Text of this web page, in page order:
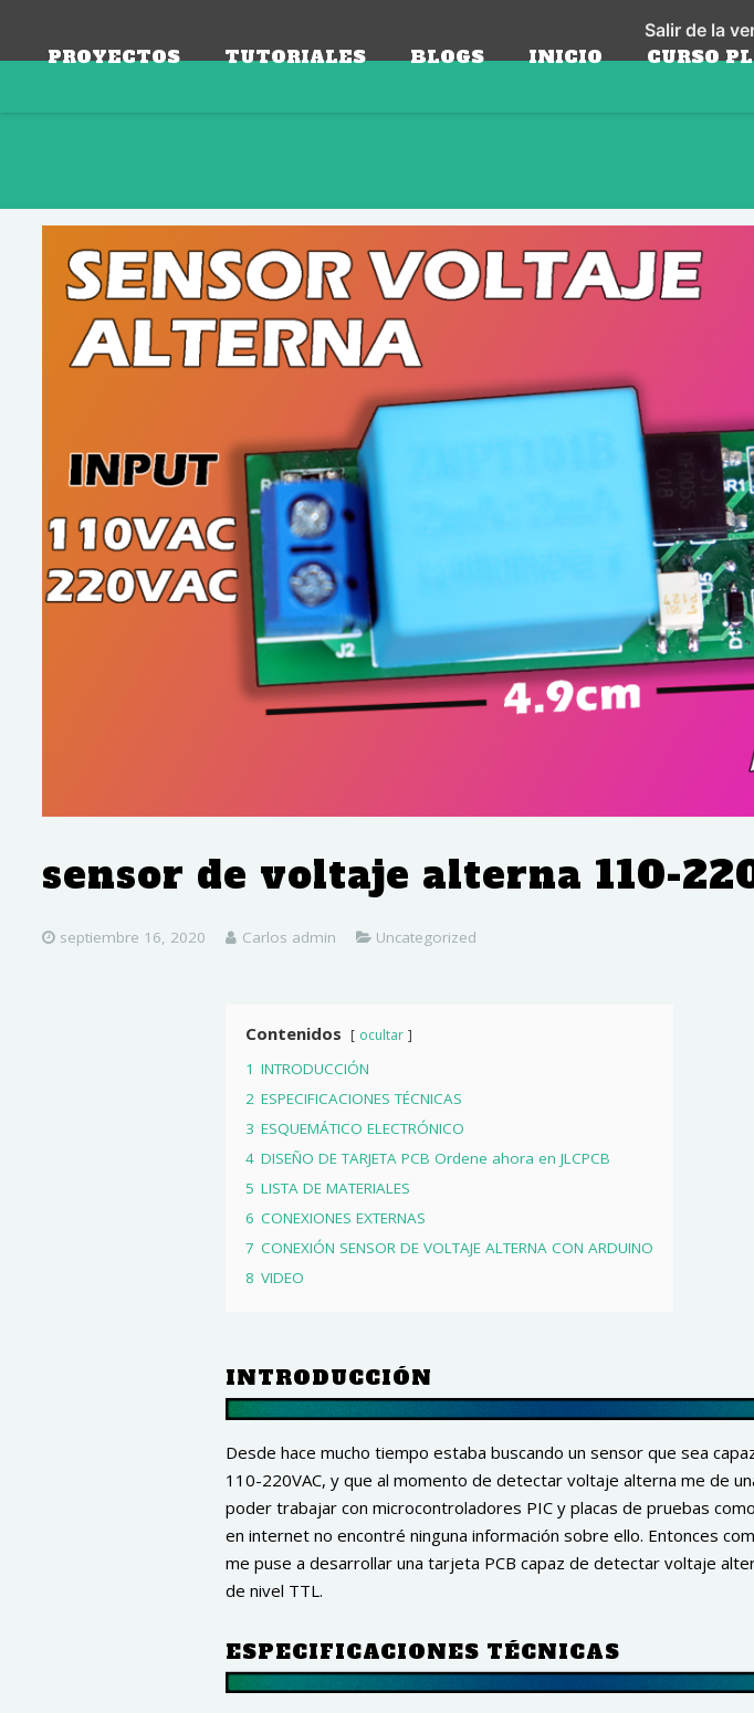
PROYECTOS TUTORIALES BLOGS INICIO CURSO
sensor de voltaje alterna 110-
septiembre 16, 2020 Carlos admin Uncategorized
Contenidos ocultar
1 INTRODUCCIÓN
2 ESPECIFICACIONES TÉCNICAS
3 ESQUEMÁTICO ELECTRÓNICO
4 DISEÑO DE TARJETA PCB Ordene ahora en JLCPCB
5 LISTA DE MATERIALES
6 CONEXIONES EXTERNAS
7 CONEXIÓN SENSOR DE VOLTAJE ALTERNA CON ARDUINO
8 VIDEO
INTRODUCCIÓN
Desde hace mucho tiempo estaba buscando un sensor que sea
110-220VAC, y que al momento de detectar voltaje alterna me de
poder trabajar con microcontroladores PIC y placas de pruebas
en internet no encontré ninguna información sobre ello. Entonces
me puse a desarrollar una tarjeta PCB capaz de detectar voltaje
de nivel TTL.
ESPECIFICACIONES TÉCNICAS
Salir de la